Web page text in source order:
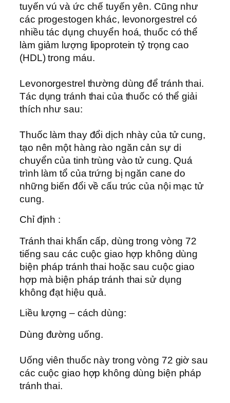
tuyến vú và ức chế tuyến yên. Cũng như
các progestogen khác, levonorgestrel có
nhiều tác dụng chuyển hoá, thuốc có thể
làm giảm lượng lipoprotein tỷ trọng cao
(HDL) trong máu.
Levonorgestrel thường dùng để tránh thai.
Tác dụng tránh thai của thuốc có thể giải
thích như sau:
Thuốc làm thay đổi dịch nhày của tử cung,
tạo nên một hàng rào ngăn cản sự di
chuyển của tinh trùng vào tử cung. Quá
trình làm tổ của trứng bị ngăn cane do
những biến đổi về cấu trúc của nội mạc tử
cung.
Chỉ định :
Tránh thai khẩn cấp, dùng trong vòng 72
tiếng sau các cuộc giao hợp không dùng
biện pháp tránh thai hoặc sau cuộc giao
hợp mà biện pháp tránh thai sử dụng
không đạt hiệu quả.
Liều lượng – cách dùng:
Dùng đường uống.
Uống viên thuốc này trong vòng 72 giờ sau
các cuộc giao hợp không dùng biện pháp
tránh thai.